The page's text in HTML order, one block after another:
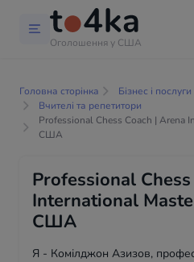
Оголошення у США
Головна сторінка Бізнес і послуги
Вчителі та репетитори
Professional Chess Coach | Arena
США
Professional
International
США
Я - Комілджон Азизов,